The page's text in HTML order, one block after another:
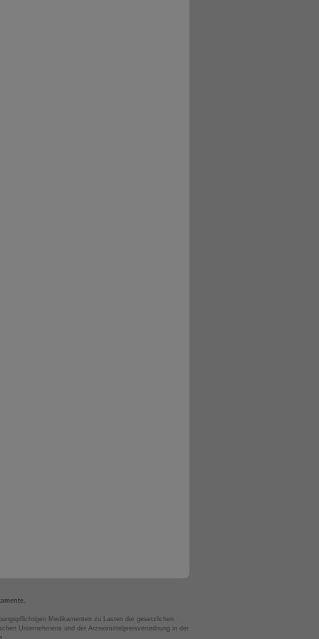
Medikamenten zu Lasten der gesetzlichen
Unternehmens und der Arzneimittelpreisverordnung in der